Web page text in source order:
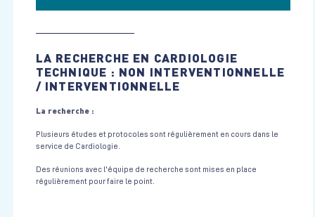
LA RECHERCHE EN CARDIOLOGIE
TECHNIQUE : NON INTERVENTIONNELLE
/ INTERVENTIONNELLE
La recherche :
Plusieurs études et protocoles sont régulièrement en cours dans le
service de Cardiologie.
Des réunions avec l'équipe de recherche sont mises en place
régulièrement pour faire le point.